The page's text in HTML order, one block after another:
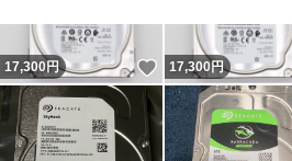
17,300円 いいね！
17,300円